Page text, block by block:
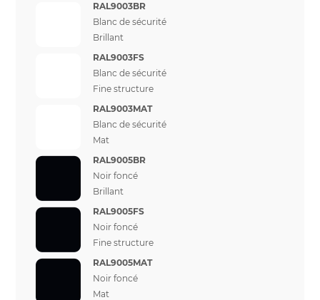
RAL9003BR
Blanc de sécurité
Brillant
RAL9003FS
Blanc de sécurité
Fine structure
RAL9003MAT
Blanc de sécurité
Mat
RAL9005BR
Noir foncé
Brillant
RAL9005FS
Noir foncé
Fine structure
RAL9005MAT
Noir foncé
Mat